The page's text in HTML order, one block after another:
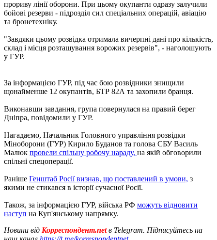
прориву лінії оборони. При цьому окупанти одразу залучили
бойові резерви - підрозділ сил спеціальних операцій, авіацію
та бронетехніку.
"Завдяки цьому розвідка отримала вичерпні дані про кількість,
склад і місця розташування ворожих резервів", - наголошують
у ГУР.
За інформацією ГУР, під час бою розвідники знищили
щонайменше 12 окупантів, БТР 82А та захопили бранця.
Виконавши завдання, група повернулася на правий берег
Дніпра, повідомили у ГУР.
Нагадаємо, Начальник Головного управління розвідки
Міноборони (ГУР) Кирило Буданов та голова СБУ Василь
Малюк провели спільну робочу нараду, на якій обговорили
спільні спецоперації.
Раніше Генштаб Росії визнав, що поставлений в умови, з
якими не стикався в історії сучасної Росії.
Також, за інформацією ГУР, війська РФ можуть відновити
наступ на Куп'янському напрямку.
Новини від Корреспондент.netв Telegram. Підписуйтесь на